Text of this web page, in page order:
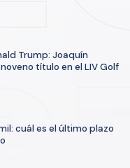
Trump: Joaquín
título en el LIV Golf
cuál es el último plazo